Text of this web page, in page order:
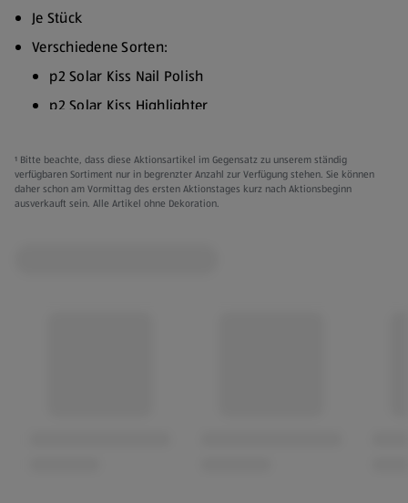
Je Stück
Verschiedene Sorten:
p2 Solar Kiss Nail Polish
p2 Solar Kiss Highlighter
p2 Beauty Insider Volume Mascara Waterproof
p2 Juicy Bombs - Gloss
¹ Bitte beachte, dass diese Aktionsartikel im Gegensatz zu unserem ständig
verfügbaren Sortiment nur in begrenzter Anzahl zur Verfügung stehen. Sie können
daher schon am Vormittag des ersten Aktionstages kurz nach Aktionsbeginn
ausverkauft sein. Alle Artikel ohne Dekoration.